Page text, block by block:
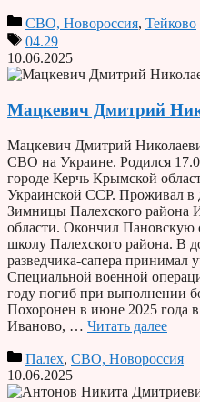
СВО, Новороссия, Тейково
04.29
10.06.2025
Мацкевич Дмитрий
Мацкевич Дмитрий
СВО на Украине. Родился
городе Керчь Крымской
Украинской ССР. Проживал в
Зимницы Палехского района
области. Окончил
школу Палехского района. В
разведчика-сапера принимал
Специальной военной
году погиб при выполнении
Похоронен в июне 2025 года в
Иваново, … Читать далее
Палех, СВО, Новороссия
10.06.2025